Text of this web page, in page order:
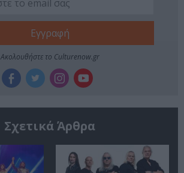
Ακολουθήστε το Culturenow.gr
Σχετικά Άρθρα